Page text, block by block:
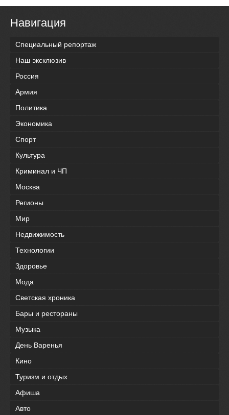
Навигация
Специальный репортаж
Наш эксклюзив
Россия
Армия
Политика
Экономика
Спорт
Культура
Криминал и ЧП
Москва
Регионы
Мир
Недвижимость
Технологии
Здоровье
Мода
Светская хроника
Бары и рестораны
Музыка
День Варенья
Кино
Туризм и отдых
Афиша
Авто